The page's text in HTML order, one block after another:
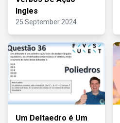
Ingles
25 September 2024
Um Deltaedro é Um